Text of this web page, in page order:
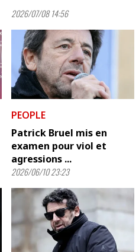
2026/07/08 14:56
PEOPLE
Patrick Bruel mis en
examen pour viol et
agressions ...
2026/06/10 23:23